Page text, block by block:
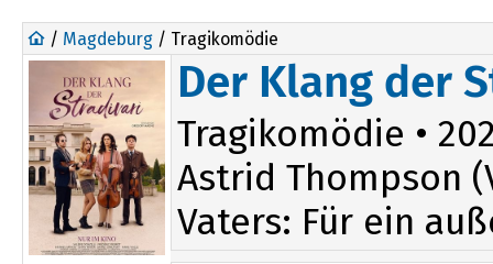
/ Magdeburg / Tragikomödie
Der Klang der
Tragikomödie •
Astrid Thompson
Vaters: Für ein